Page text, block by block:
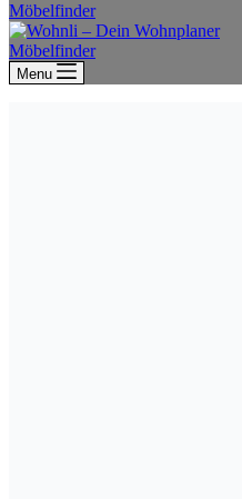
Möbelfinder
Möbelfinder
Menu